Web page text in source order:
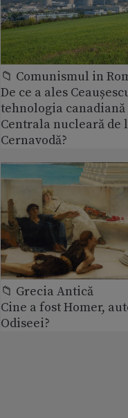
📁 Comunismul in
De ce a ales
tehnologia
Centrala nucleară de
Cernavodă?
📁 Grecia Antică
Cine a fost Homer,
Odiseei?